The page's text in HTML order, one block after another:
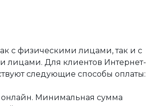
с физическими лицами, так и с
лицами. Для клиентов Интернет-
следующие способы оплаты:
онлайн. Минимальная сумма